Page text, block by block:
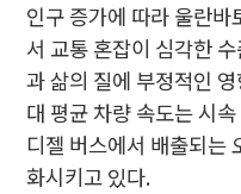
인구 증가에 따라 울란바
서 교통 혼잡이 심각한
과 삶의 질에 부정적인
대 평균 차량 속도는 시
디젤 버스에서 배출되는
화시키고 있다.